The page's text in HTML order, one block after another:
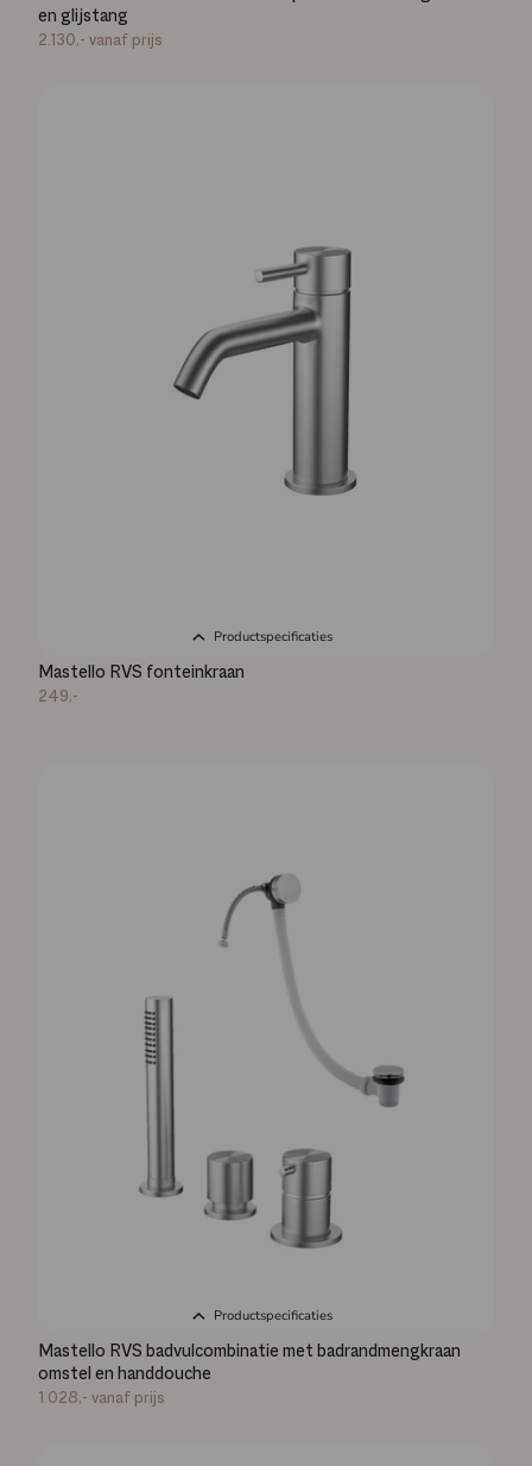
en glijstang
2.130,- vanaf prijs
Productspecificaties
Mastello RVS fonteinkraan
249,-
Productspecificaties
Mastello RVS badvulcombinatie met badrandmengkraan
omstel en handdouche
1.028,- vanaf prijs